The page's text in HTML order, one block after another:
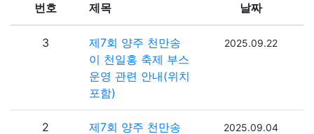
번호 제목 날짜
3
제7회 양주 천만송
이 천일홍 축제 부스
운영 관련 안내(위치
포함)
2025.09.22
2
제7회 양주 천만송
2025.09.04